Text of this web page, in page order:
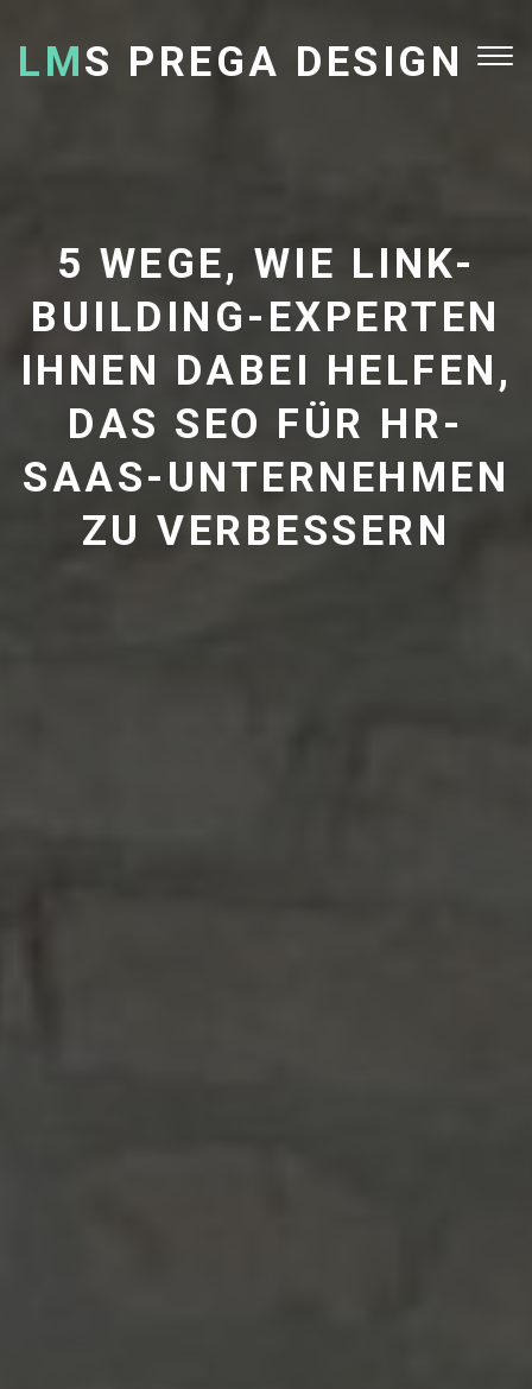
LMS PREGA DESIGN
5 WEGE, WIE LINK-
BUILDING-EXPERTEN
IHNEN DABEI HELFEN,
DAS SEO FÜR HR-
SAAS-UNTERNEHMEN
ZU VERBESSERN